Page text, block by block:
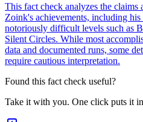
This fact check analyzes the
Zoink's achievements, including
notoriously difficult levels such as
Silent Circles. While most
data and documented runs, some
require cautious interpretation.
Found this fact check useful?
Take it with you. One click puts it